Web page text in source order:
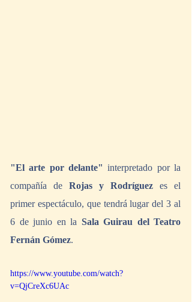
"El arte por delante" interpretado por la
compañía de Rojas y Rodríguez es el
primer espectáculo, que tendrá lugar del 3 al
6 de junio en la Sala Guirau del Teatro
Fernán Gómez.
https://www.youtube.com/watch?
v=QjCreXc6UAc